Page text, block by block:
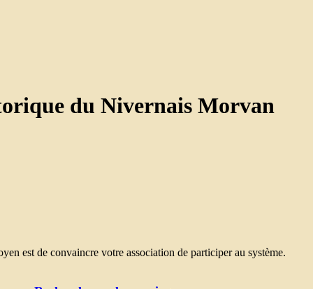
du Nivernais Morvan
est de convaincre votre association de participer au système.